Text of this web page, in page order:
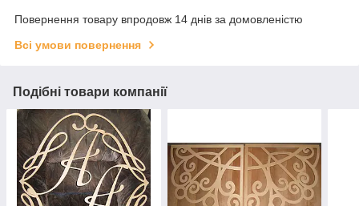
Повернення товару впродовж 14 днів за домовленістю
Всі умови повернення
Подібні товари компанії